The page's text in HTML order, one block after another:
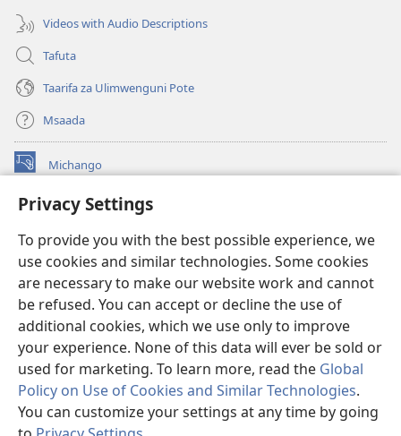
Privacy Settings
To provide you with the best possible experience, we
use cookies and similar technologies. Some cookies
are necessary to make our website work and cannot
be refused. You can accept or decline the use of
additional cookies, which we use only to improve
your experience. None of this data will ever be sold or
used for marketing. To learn more, read the Global
Policy on Use of Cookies and Similar Technologies.
You can customize your settings at any time by going
Videos with Audio Descriptions
Tafuta
Taarifa za Ulimwenguni Pote
Msaada
Michango
(opens
window)Watchtower MAKTABA KWENYE MTANDAO™
new
window)JW Hub ®
(opens
new
window)
®
Watchtower Library
Copyright© 2026 Watch Tower Bible and Tract Society of Pennsylvania.